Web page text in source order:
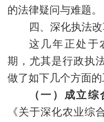
的法律疑问与难题。
四、深化执法
这几年正处于
期，尤其是行政执
做了如下几个方面的
（一）成立
《关于深化农业综